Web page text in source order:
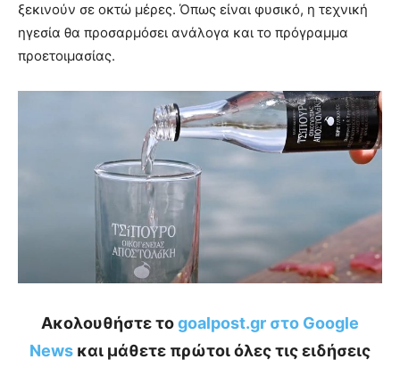
ξεκινούν σε οκτώ μέρες. Όπως είναι φυσικό, η τεχνική
ηγεσία θα προσαρμόσει ανάλογα και το πρόγραμμα
προετοιμασίας.
Ακολουθήστε τοgoalpost.gr στο Google
News και μάθετε πρώτοι όλες τις ειδήσεις